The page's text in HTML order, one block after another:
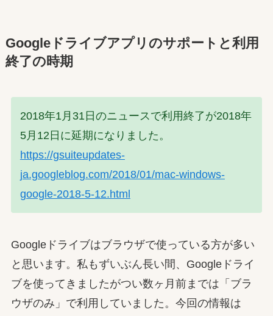
Googleドライブアプリのサポートと利用
終了の時期
2018年1月31日のニュースで利用終了が2018年
5月12日に延期になりました。
https://gsuiteupdates-
ja.googleblog.com/2018/01/mac-windows-
google-2018-5-12.html
Googleドライブはブラウザで使っている方が多い
と思います。私もずいぶん長い間、Googleドライ
ブを使ってきましたがつい数ヶ月前までは「ブラ
ウザのみ」で利用していました。今回の情報は